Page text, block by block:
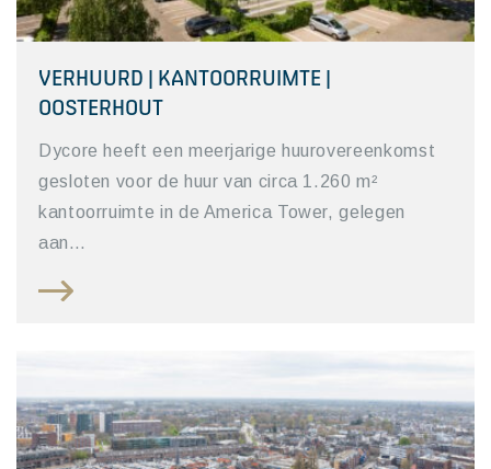
VERHUURD | KANTOORRUIMTE |
OOSTERHOUT
Dycore heeft een meerjarige huurovereenkomst
gesloten voor de huur van circa 1.260 m²
kantoorruimte in de America Tower, gelegen
aan…